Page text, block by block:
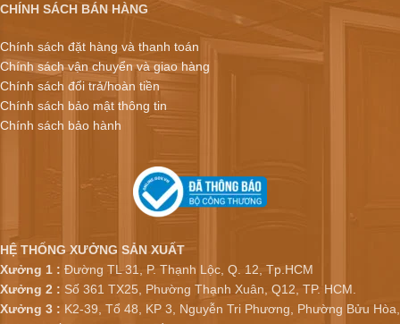
CHÍNH SÁCH BÁN HÀNG
Chính sách đặt hàng và thanh toán
Chính sách vận chuyển và giao hàng
Chính sách đổi trả/hoàn tiền
Chính sách bảo mật thông tin
Chính sách bảo hành
HỆ THỐNG XƯỞNG SẢN XUẤT
Xưởng 1 : Đường TL 31, P. Thạnh Lộc, Q. 12, Tp.HCM
Xưởng 2 : Số 361 TX25, Phường Thạnh Xuân, Q12, TP. HCM.
Xưởng 3 : K2-39, Tổ 48, KP 3, Nguyễn Tri Phương, Phường Bửu Hòa,